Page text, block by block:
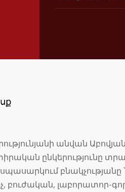
անվան
ընկերությունը
սպասարկում
բուժական, լաբորատոր-